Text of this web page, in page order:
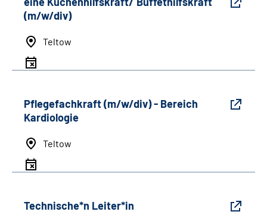
(m/w/div)
Teltow
Pflegefachkraft (m/w/div) - Bereich
Kardiologie
Teltow
Technische*n Leiter*in